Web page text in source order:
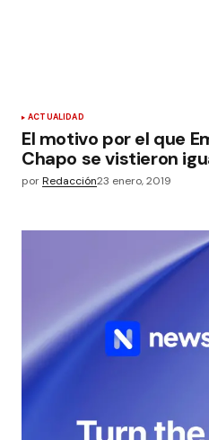
ACTUALIDAD
El motivo por el que
Chapo se vistieron
porRedacción23 enero, 2019